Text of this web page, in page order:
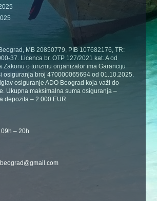
MB 20850779, PIB 107682176, TR:
37. Licenca br. OTP 127/2021 kat. A od
Zakonu o turizmu organizator ima Garanciju
osiguranja broj 470000065694 od 01.10.2025.
osiguranje ADO Beograd koja važi do
Ukupna maksimalna suma osiguranja –
depozita – 2.000 EUR.
– 20h